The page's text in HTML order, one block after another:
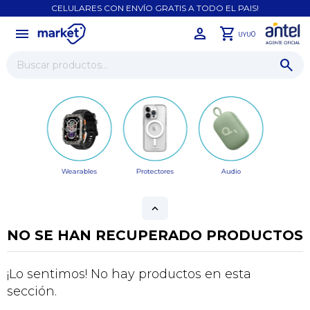
CELULARES CON ENVÍO GRATIS A TODO EL PAIS!
menu UYU0
Wearables Protectores Audio
NO SE HAN RECUPERADO PRODUCTOS
¡Lo sentimos! No hay productos en esta
sección.
¡Sumate a la forma más ágil de
comprar!
close